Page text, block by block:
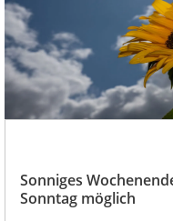
Sonniges
Sonntag möglich